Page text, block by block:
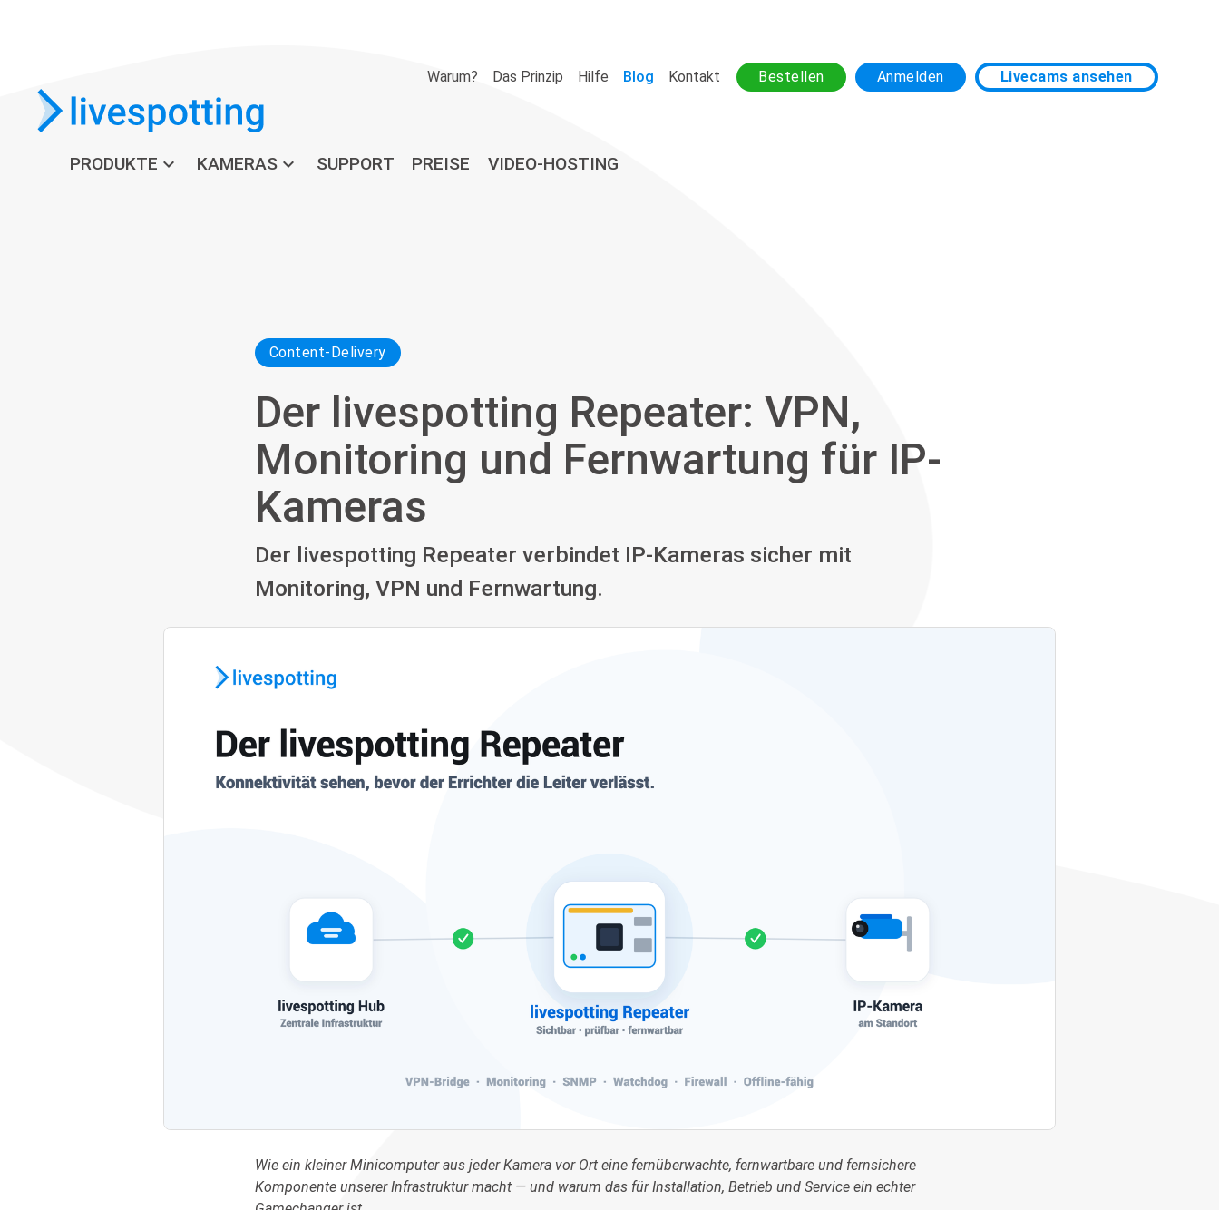
Warum? Das Prinzip Hilfe Blog Kontakt Bestellen Anmelden Livecams ansehen
PRODUKTE expand_more KAMERASexpand_more SUPPORT PREISE VIDEO-HOSTING
Content-Delivery
Der livespotting Repeater: VPN,
Monitoring und Fernwartung für IP-
Kameras
Der livespotting Repeater verbindet IP-Kameras sicher mit
Monitoring, VPN und Fernwartung.
Wie ein kleiner Minicomputer aus jeder Kamera vor Ort eine fernüberwachte, fernwartbare und fernsichere
Komponente unserer Infrastruktur macht — und warum das für Installation, Betrieb und Service ein echter